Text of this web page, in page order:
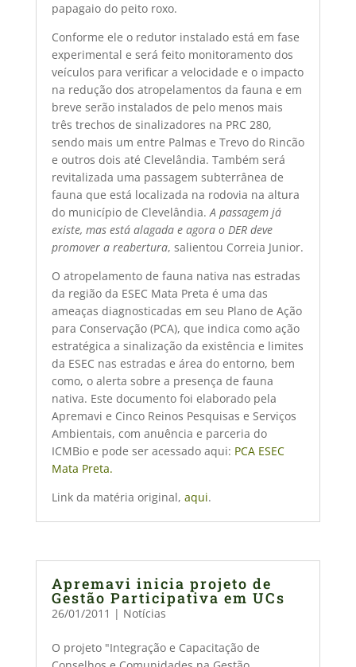
papagaio do peito roxo.
Conforme ele o redutor instalado está em fase
experimental e será feito monitoramento dos
veículos para verificar a velocidade e o impacto
na redução dos atropelamentos da fauna e em
breve serão instalados de pelo menos mais
três trechos de sinalizadores na PRC 280,
sendo mais um entre Palmas e Trevo do Rincão
e outros dois até Clevelândia. Também será
revitalizada uma passagem subterrânea de
fauna que está localizada na rodovia na altura
do município de Clevelândia. A passagem já
existe, mas está alagada e agora o DER deve
promover a reabertura, salientou Correia Junior.
O atropelamento de fauna nativa nas estradas
da região da ESEC Mata Preta é uma das
ameaças diagnosticadas em seu Plano de Ação
para Conservação (PCA), que indica como ação
estratégica a sinalização da existência e limites
da ESEC nas estradas e área do entorno, bem
como, o alerta sobre a presença de fauna
nativa. Este documento foi elaborado pela
Apremavi e Cinco Reinos Pesquisas e Serviços
Ambientais, com anuência e parceria do
ICMBio e pode ser acessado aqui: PCA ESEC
Mata Preta.
Link da matéria original, aqui.
Apremavi inicia projeto de
Gestão Participativa em UCs
26/01/2011 | Notícias
O projeto "Integração e Capacitação de